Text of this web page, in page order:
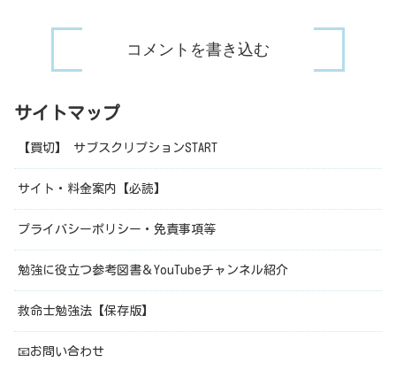
コメントを書き込む
サイトマップ
【買切】 サブスクリプションSTART
サイト・料金案内【必読】
プライバシーポリシー・免責事項等
勉強に役立つ参考図書＆YouTubeチャンネル紹介
救命士勉強法【保存版】
📧お問い合わせ